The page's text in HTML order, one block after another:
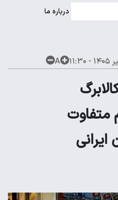
درباره ما
A
متفاوت